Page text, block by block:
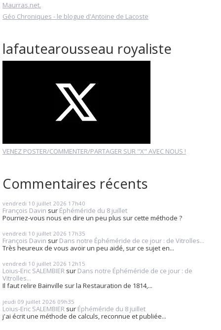
Maurras.net.
Géo Chroniques - le blogue d'Antoine de Lacoste
lafautearousseau royaliste
VENEZ POSTER/COMMENTER/PARTAGER SUR "X" AVEC NOUS !
Commentaires récents
vendredi 10 juillet 2026 17h40
François Davin sur Éphéméride du 8 juillet
Pourriez-vous nous en dire un peu plus sur cette méthode ?
vendredi 10 juillet 2026 17h35
François Davin sur Dans notre Éphéméride de ce jour : de Vitrolles...
Très heureux de vous avoir un peu aidé, sur ce sujet en...
vendredi 10 juillet 2026 12h15
Loius-Eric SALEMBIER sur Dans notre Éphéméride de ce jour : de
Vitrolles...
Il faut relire Bainville sur la Restauration de 1814,...
jeudi 09 juillet 2026 09h35
Loius-Eric SALEMBIER sur Éphéméride du 8 juillet
j'ai écrit une méthode de calculs, reconnue et publiée...